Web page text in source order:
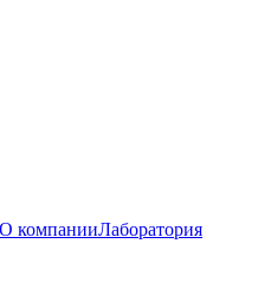
О компанииЛаборатория